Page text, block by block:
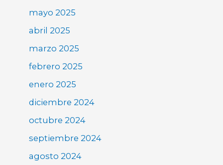
mayo 2025
abril 2025
marzo 2025
febrero 2025
enero 2025
diciembre 2024
octubre 2024
septiembre 2024
agosto 2024